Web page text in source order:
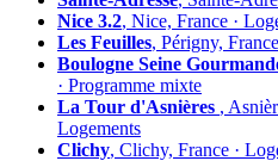
Nice 3.2, Nice, France ·
Les Feuilles, Périgny,
Boulogne Seine
· Programme mixte
La Tour d'Asnières ,
Logements
Clichy, Clichy, France ·